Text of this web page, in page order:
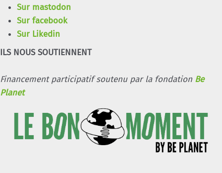
Sur mastodon
Sur facebook
Sur Likedin
ILS NOUS SOUTIENNENT
Financement participatif soutenu par la fondation Be
Planet